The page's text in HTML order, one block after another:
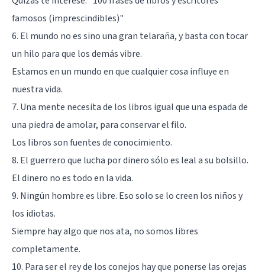
famosos (imprescindibles)"
6. El mundo no es sino una gran telaraña, y basta con tocar
un hilo para que los demás vibre.
Estamos en un mundo en que cualquier cosa influye en
nuestra vida.
7. Una mente necesita de los libros igual que una espada de
una piedra de amolar, para conservar el filo.
Los libros son fuentes de conocimiento.
8. El guerrero que lucha por dinero sólo es leal a su bolsillo.
El dinero no es todo en la vida.
9. Ningún hombre es libre. Eso solo se lo creen los niños y
los idiotas.
Siempre hay algo que nos ata, no somos libres
completamente.
10. Para ser el rey de los conejos hay que ponerse las orejas